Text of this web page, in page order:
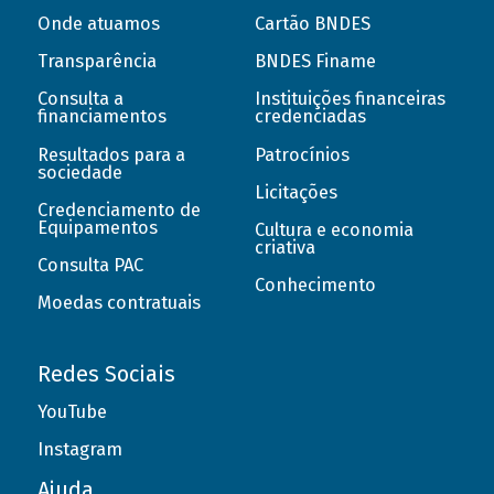
Onde atuamos
Transparência
Consulta a
financiamentos
Resultados para a
sociedade
Credenciamento de
Equipamentos
Consulta PAC
Moedas contratuais
Cartão BNDES
BNDES Finame
Instituições financeiras
credenciadas
Patrocínios
Licitações
Cultura e economia
criativa
Conhecimento
Redes Sociais
YouTube
Instagram